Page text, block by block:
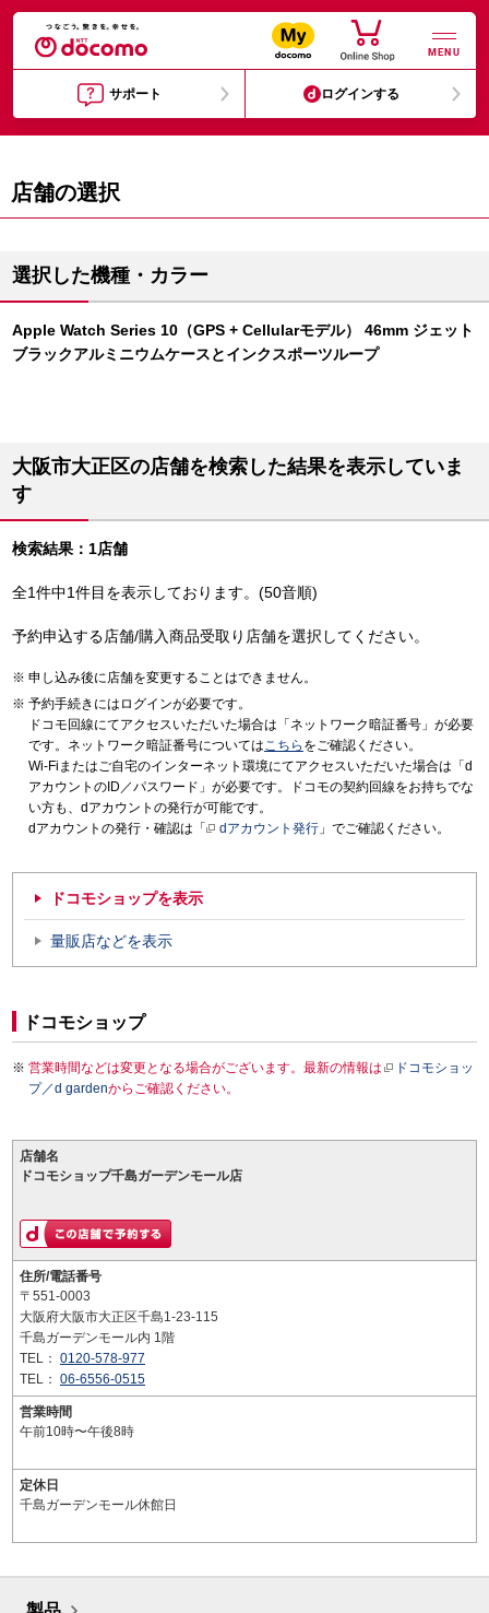
MENU
サポート ログインする
店舗の選択
選択した機種・カラー
Apple Watch Series 10（GPS + Cellularモデル） 46mm ジェット
ブラックアルミニウムケースとインクスポーツループ
大阪市大正区の店舗を検索した結果を表示していま
す
検索結果：1店舗
全1件中1件目を表示しております。(50音順)
予約申込する店舗/購入商品受取り店舗を選択してください。
申し込み後に店舗を変更することはできません。
予約手続きにはログインが必要です。
ドコモ回線にてアクセスいただいた場合は「ネットワーク暗証番号」が必要
です。ネットワーク暗証番号についてはこちら をご確認ください。
Wi-Fiまたはご自宅のインターネット環境にてアクセスいただいた場合は「d
アカウントのID／パスワード」が必要です。ドコモの契約回線をお持ちでな
い方も、dアカウントの発行が可能です。
dアカウントの発行・確認は「
dアカウント発行 」でご確認ください。
ドコモショップを表示
量販店などを表示
ドコモショップ
営業時間などは変更となる場合がございます。最新の情報は
ドコモショッ
プ／d gardenからご確認ください。
店舗名
ドコモショップ千島ガーデンモール店
住所/電話番号
〒551-0003
大阪府大阪市大正区千島1-23-115
千島ガーデンモール内 1階
TEL： 0120-578-977
TEL： 06-6556-0515
営業時間
午前10時〜午後8時
定休日
千島ガーデンモール休館日